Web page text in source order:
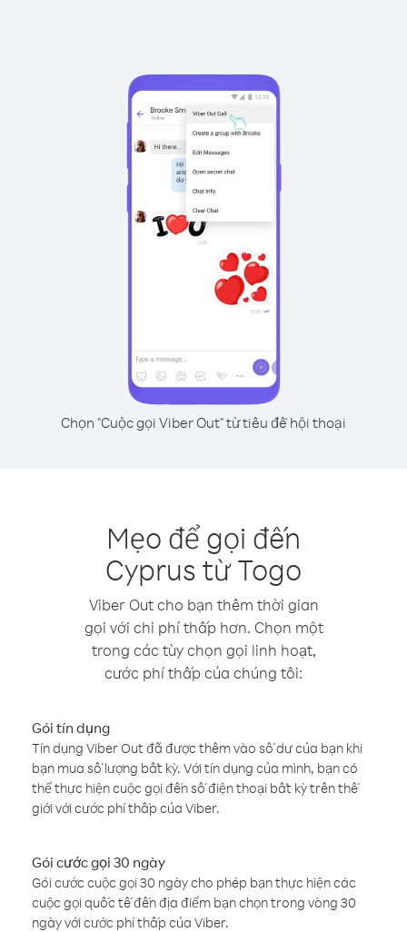
Chọn "Cuộc gọi Viber Out" từ tiêu đề hội thoại
Mẹo để gọi đến
Cyprus từ Togo
Viber Out cho bạn thêm thời gian
gọi với chi phí thấp hơn. Chọn một
trong các tùy chọn gọi linh hoạt,
cước phí thấp của chúng tôi:
Gói tín dụng
Tín dụng Viber Out đã được thêm vào số dư của bạn khi
bạn mua số lượng bất kỳ. Với tín dụng của mình, bạn có
thể thực hiện cuộc gọi đến số điện thoại bất kỳ trên thế
giới với cước phí thấp của Viber.
Gói cước gọi 30 ngày
Gói cước cuộc gọi 30 ngày cho phép bạn thực hiện các
cuộc gọi quốc tế đến địa điểm bạn chọn trong vòng 30
ngày với cước phí thấp của Viber.